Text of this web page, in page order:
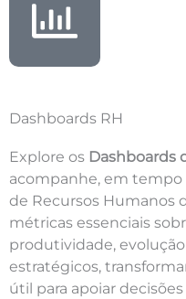
Dashboards RH
Explore os Dashboards
acompanhe, em tempo
de Recursos Humanos
métricas essenciais
produtividade, evolução
estratégicos,
útil para apoiar